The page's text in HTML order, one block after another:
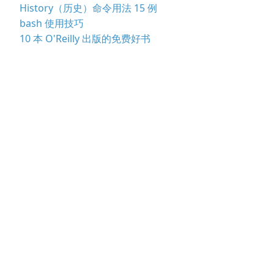
History（历史）命令用法 15 例
bash 使用技巧
10 本 O'Reilly 出版的免费好书